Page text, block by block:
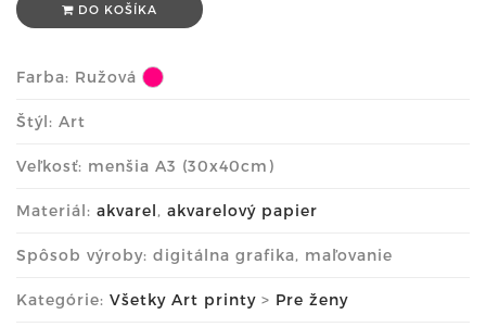
DO KOŠÍKA
Farba: Ružová
Štýl: Art
Veľkosť: menšia A3 (30x40cm)
Materiál: akvarel, akvarelový papier
Spôsob výroby: digitálna grafika, maľovanie
Kategórie: Všetky Art printy > Pre ženy